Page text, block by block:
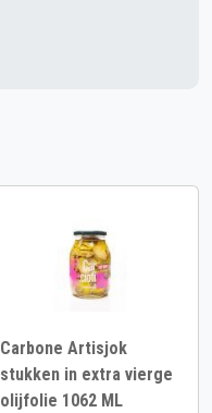
Carbone Artisjok
stukken in extra vierge
olijfolie 1062 ML